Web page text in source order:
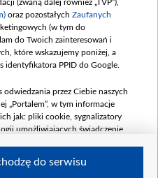
GRUDZIEŃ 2025
mln)
000,00 PLN
LUTY 2026 (wpłata
180 mln, 8
000,00 PLN
(zwaną dalej również „TVP”),
oraz pozostałych Zaufanych
(w tym do
do Twoich zainteresowań i
które wskazujemy poniżej, a
identyfikatora PPID do Google.
przez Ciebie naszych
„Portalem”, w tym informacje
jak: pliki cookie, sygnalizatory
umożliwiających świadczenie
do serwisu